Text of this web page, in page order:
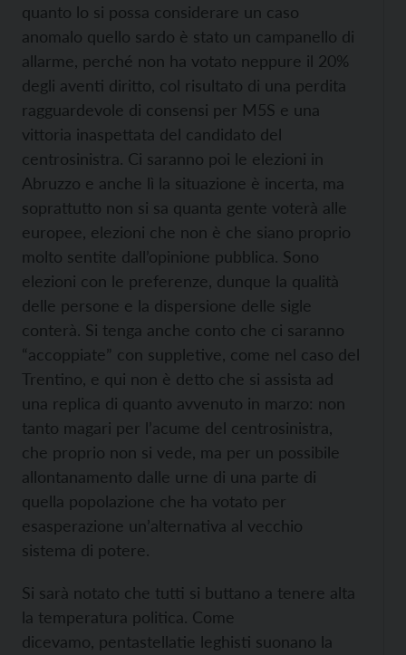
quanto lo si possa considerare un caso
anomalo quello sardo è stato un campanello di
allarme, perché non ha votato neppure il 20%
degli aventi diritto, col risultato di una perdita
ragguardevole di consensi per M5S e una
vittoria inaspettata del candidato del
centrosinistra. Ci saranno poi le elezioni in
Abruzzo e anche lì la situazione è incerta, ma
soprattutto non si sa quanta gente voterà alle
europee, elezioni che non è che siano proprio
molto sentite dall’opinione pubblica. Sono
elezioni con le preferenze, dunque la qualità
delle persone e la dispersione delle sigle
conterà. Si tenga anche conto che ci saranno
“accoppiate” con suppletive, come nel caso del
Trentino, e qui non è detto che si assista ad
una replica di quanto avvenuto in marzo: non
tanto magari per l’acume del centrosinistra,
che proprio non si vede, ma per un possibile
allontanamento dalle urne di una parte di
quella popolazione che ha votato per
esasperazione un’alternativa al vecchio
sistema di potere.
Si sarà notato che tutti si buttano a tenere alta
la temperatura politica. Come
dicevamo, pentastellatie leghisti suonano la